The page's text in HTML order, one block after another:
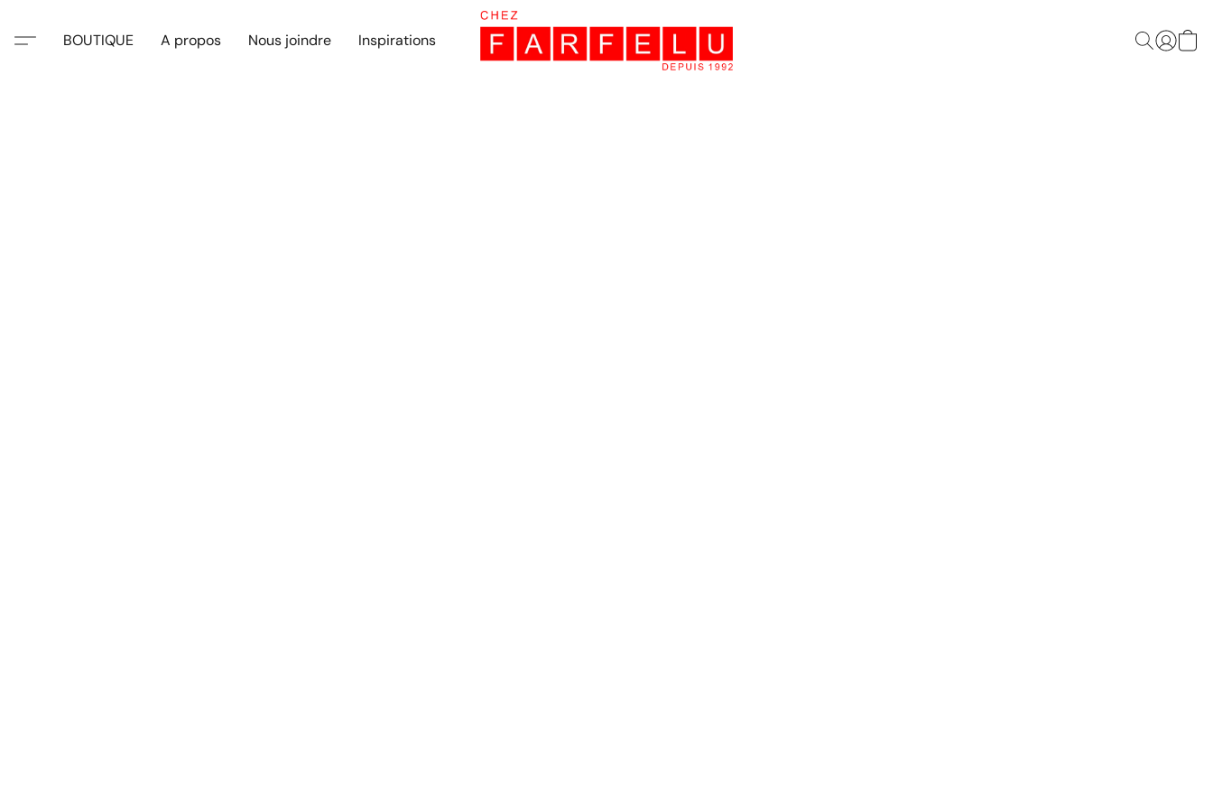
BOUTIQUE A propos Nous joindre Inspirations